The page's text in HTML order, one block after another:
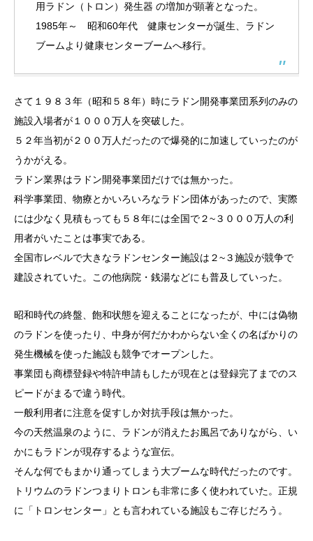
用ラドン（トロン）発生器 の増加が顕著となった。
1985年～ 昭和60年代 健康センターが誕生、ラドン
ブームより健康センターブームへ移行。
さて１９８３年（昭和５８年）時にラドン開発事業団系列のみの
施設入場者が１０００万人を突破した。
５２年当初が２００万人だったので爆発的に加速していったのが
うかがえる。
ラドン業界はラドン開発事業団だけでは無かった。
科学事業団、物療とかいろいろなラドン団体があったので、実際
には少なく見積もっても５８年には全国で２~３０００万人の利
用者がいたことは事実である。
全国市レベルで大きなラドンセンター施設は２~３施設が競争で
建設されていた。この他病院・銭湯などにも普及していった。
昭和時代の終盤、飽和状態を迎えることになったが、中には偽物
のラドンを使ったり、中身が何だかわからない全くの名ばかりの
発生機械を使った施設も競争でオープンした。
事業団も商標登録や特許申請もしたが現在とは登録完了までのス
ピードがまるで違う時代。
一般利用者に注意を促すしか対抗手段は無かった。
今の天然温泉のように、ラドンが消えたお風呂でありながら、い
かにもラドンが現存するような宣伝。
そんな何でもまかり通ってしまう大ブームな時代だったのです。
トリウムのラドンつまりトロンも非常に多く使われていた。正規
に「トロンセンター」とも言われている施設もご存じだろう。